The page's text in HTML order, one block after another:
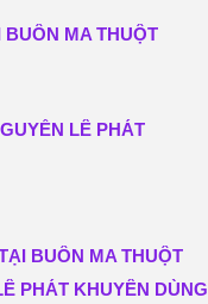
MA THUỘT
LÊ PHÁT
BUÔN MA THUỘT
PHÁT KHUYÊN DÙNG